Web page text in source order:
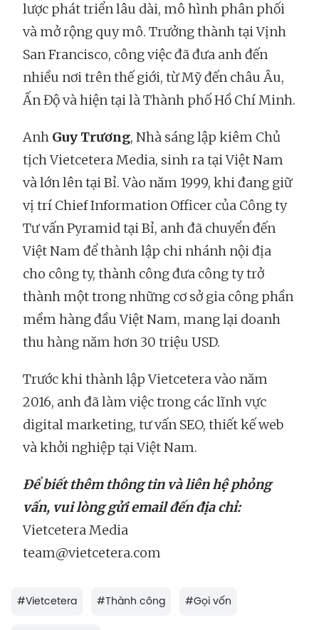
lược phát triển lâu dài, mô hình phân phối
và mở rộng quy mô. Trưởng thành tại Vịnh
San Francisco, công việc đã đưa anh đến
nhiều nơi trên thế giới, từ Mỹ đến châu Âu,
Ấn Độ và hiện tại là Thành phố Hồ Chí Minh.
Anh Guy Trương, Nhà sáng lập kiêm Chủ
tịch Vietcetera Media, sinh ra tại Việt Nam
và lớn lên tại Bỉ. Vào năm 1999, khi đang giữ
vị trí Chief Information Officer của Công ty
Tư vấn Pyramid tại Bỉ, anh đã chuyển đến
Việt Nam để thành lập chi nhánh nội địa
cho công ty, thành công đưa công ty trở
thành một trong những cơ sở gia công phần
mềm hàng đầu Việt Nam, mang lại doanh
thu hàng năm hơn 30 triệu USD.
Trước khi thành lập Vietcetera vào năm
2016, anh đã làm việc trong các lĩnh vực
digital marketing, tư vấn SEO, thiết kế web
và khởi nghiệp tại Việt Nam.
Để biết thêm thông tin và liên hệ phỏng
vấn, vui lòng gửi email đến địa chỉ:
Vietcetera Media
team@vietcetera.com
#Vietcetera #Thành công #Gọi vốn